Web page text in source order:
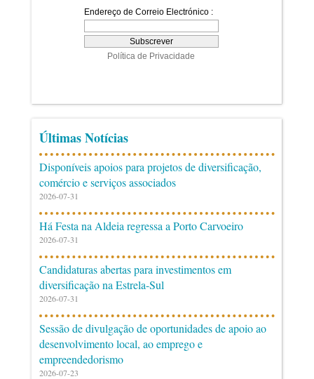
Últimas Notícias
Disponíveis apoios para projetos de diversificação,
comércio e serviços associados
2026-07-31
Há Festa na Aldeia regressa a Porto Carvoeiro
2026-07-31
Candidaturas abertas para investimentos em
diversificação na Estrela-Sul
2026-07-31
Sessão de divulgação de oportunidades de apoio ao
desenvolvimento local, ao emprego e
empreendedorismo
2026-07-23